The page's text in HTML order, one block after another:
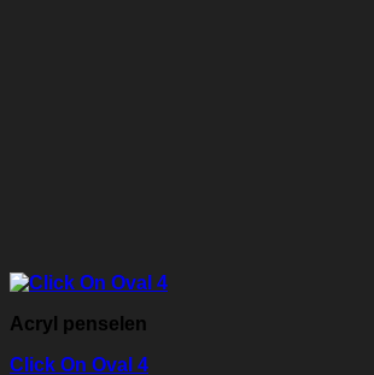
Acryl penselen
Click On Oval 4